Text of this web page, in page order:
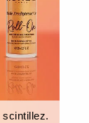
scintillez.